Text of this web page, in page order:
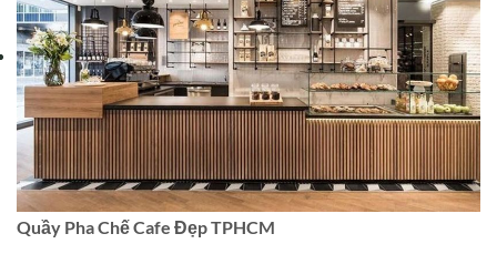
Quầy Pha Chế Cafe Đẹp TPHCM